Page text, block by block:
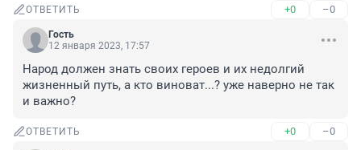
ОТВЕТИТЬ +0 –0
Гость
12 января 2023, 17:57
Народ должен знать своих героев и их недолгий
жизненный путь, а кто виноват...? уже наверно не так
и важно?
ОТВЕТИТЬ +0 –0